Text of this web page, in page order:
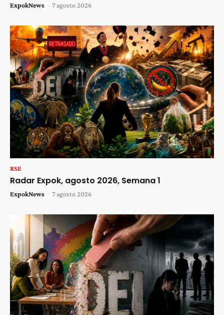
ExpokNews - 7 agosto 2026
RSE
Radar Expok, agosto 2026, Semana 1
ExpokNews - 7 agosto 2026